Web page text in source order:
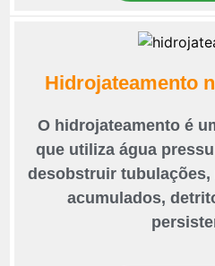
Hidrojateamento
O hidrojateamento é
que utiliza água
desobstruir
acumulados,